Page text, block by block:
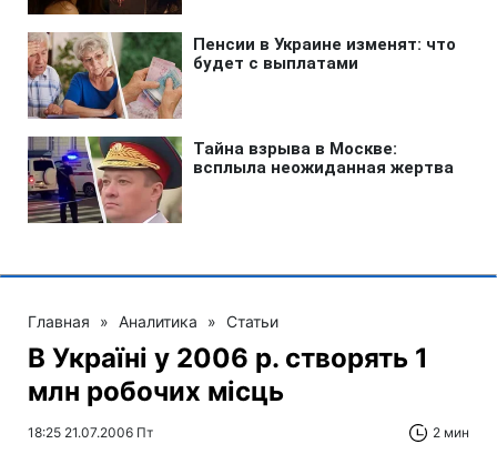
Главная » Аналитика » Статьи
В Україні у 2006 р. створять 1
млн робочих місць
18:25 21.07.2006 Пт 2 мин